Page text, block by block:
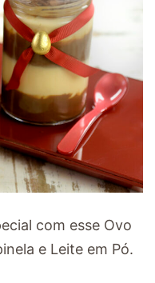
com esse Ovo
e Leite em Pó.